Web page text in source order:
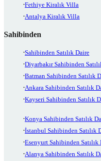
Fethiye Kiralık Villa
Antalya Kiralık Villa
Sahibinden
Sahibinden Satılık Daire
Diyarbakır Sahibinden
Batman Sahibinden Satılık
Ankara Sahibinden Satılık
Kayseri Sahibinden Satılık
Konya Sahibinden Satılık
İstanbul Sahibinden Satılık
Esenyurt Sahibinden Satılık
Alanya Sahibinden Satılık